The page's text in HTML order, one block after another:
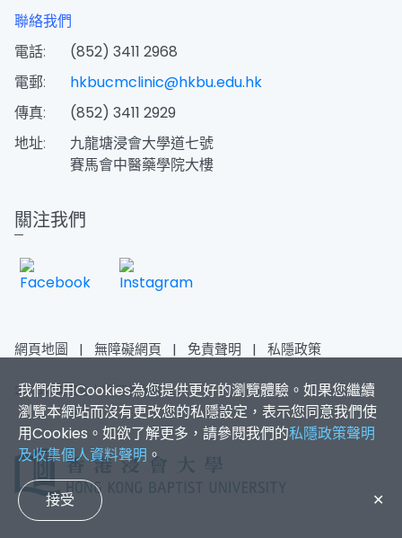
我們使用Cookies為您提供更好的瀏覽體驗。如果您繼續
瀏覽本網站而沒有更改您的私隱設定，表示您同意我們使
用Cookies。如欲了解更多，請參閱我們的私隱政策聲明
及收集個人資料聲明 。
接受 ✕
聯絡我們
電話:
(852) 3411 2968
電郵:
hkbucmclinic@hkbu.edu.hk
傳真:
(852) 3411 2929
地址:
九龍塘浸會大學道七號
賽馬會中醫藥學院大樓
關注我們
網頁地圖 | 無障礙網頁 | 免責聲明 | 私隱政策
2026香港浸會大學 版權所有